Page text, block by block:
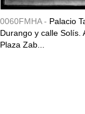
0060FMHA - Palacio
Durango y calle Solís.
Plaza Zab...